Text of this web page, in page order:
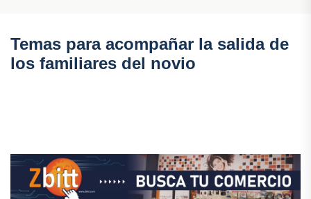
Temas para acompañar la salida de
los familiares del novio